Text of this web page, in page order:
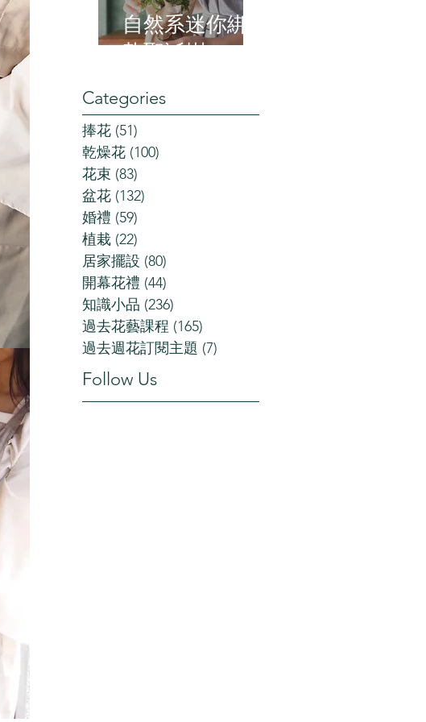
自然系迷你綁
紮聖誕樹
Categories
捧花 (51)
乾燥花 (100)
花束 (83)
盆花 (132)
婚禮 (59)
植栽 (22)
居家擺設 (80)
開幕花禮 (44)
知識小品 (236)
過去花藝課程 (165)
過去週花訂閱主題 (7)
Follow Us